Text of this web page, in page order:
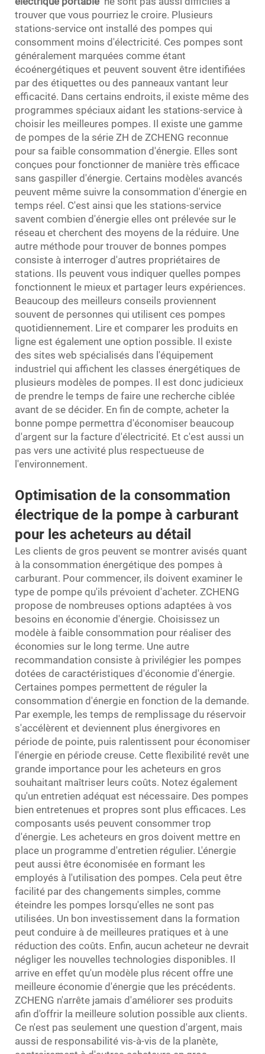
trouver que vous pourriez le croire. Plusieurs
stations-service ont installé des pompes qui
consomment moins d'électricité. Ces pompes sont
généralement marquées comme étant
écoénergétiques et peuvent souvent être identifiées
par des étiquettes ou des panneaux vantant leur
efficacité. Dans certains endroits, il existe même des
programmes spéciaux aidant les stations-service à
choisir les meilleures pompes. Il existe une gamme
de pompes de la série ZH de ZCHENG reconnue
pour sa faible consommation d'énergie. Elles sont
conçues pour fonctionner de manière très efficace
sans gaspiller d'énergie. Certains modèles avancés
peuvent même suivre la consommation d'énergie en
temps réel. C'est ainsi que les stations-service
savent combien d'énergie elles ont prélevée sur le
réseau et cherchent des moyens de la réduire. Une
autre méthode pour trouver de bonnes pompes
consiste à interroger d'autres propriétaires de
stations. Ils peuvent vous indiquer quelles pompes
fonctionnent le mieux et partager leurs expériences.
Beaucoup des meilleurs conseils proviennent
souvent de personnes qui utilisent ces pompes
quotidiennement. Lire et comparer les produits en
ligne est également une option possible. Il existe
des sites web spécialisés dans l'équipement
industriel qui affichent les classes énergétiques de
plusieurs modèles de pompes. Il est donc judicieux
de prendre le temps de faire une recherche ciblée
avant de se décider. En fin de compte, acheter la
bonne pompe permettra d'économiser beaucoup
d'argent sur la facture d'électricité. Et c'est aussi un
pas vers une activité plus respectueuse de
l'environnement.
Optimisation de la consommation
électrique de la pompe à carburant
pour les acheteurs au détail
Les clients de gros peuvent se montrer avisés quant
à la consommation énergétique des pompes à
carburant. Pour commencer, ils doivent examiner le
type de pompe qu'ils prévoient d'acheter. ZCHENG
propose de nombreuses options adaptées à vos
besoins en économie d'énergie. Choisissez un
modèle à faible consommation pour réaliser des
économies sur le long terme. Une autre
recommandation consiste à privilégier les pompes
dotées de caractéristiques d'économie d'énergie.
Certaines pompes permettent de réguler la
consommation d'énergie en fonction de la demande.
Par exemple, les temps de remplissage du réservoir
s'accélèrent et deviennent plus énergivores en
période de pointe, puis ralentissent pour économiser
l'énergie en période creuse. Cette flexibilité revêt une
grande importance pour les acheteurs en gros
souhaitant maîtriser leurs coûts. Notez également
qu'un entretien adéquat est nécessaire. Des pompes
bien entretenues et propres sont plus efficaces. Les
composants usés peuvent consommer trop
d'énergie. Les acheteurs en gros doivent mettre en
place un programme d'entretien régulier. L'énergie
peut aussi être économisée en formant les
employés à l'utilisation des pompes. Cela peut être
facilité par des changements simples, comme
éteindre les pompes lorsqu'elles ne sont pas
utilisées. Un bon investissement dans la formation
peut conduire à de meilleures pratiques et à une
réduction des coûts. Enfin, aucun acheteur ne devrait
négliger les nouvelles technologies disponibles. Il
arrive en effet qu'un modèle plus récent offre une
meilleure économie d'énergie que les précédents.
ZCHENG n'arrête jamais d'améliorer ses produits
afin d'offrir la meilleure solution possible aux clients.
Ce n'est pas seulement une question d'argent, mais
aussi de responsabilité vis-à-vis de la planète,